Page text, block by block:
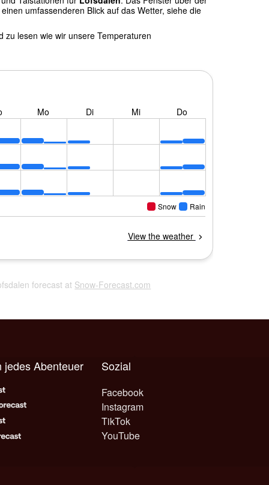
umfassenderen Blick auf das Wetter, siehe die
lesen wie wir unsere Temperaturen
forecast at Snow-Forecast.com
Sozial
Facebook
Instagram
TikTok
YouTube
jedes Abenteuer